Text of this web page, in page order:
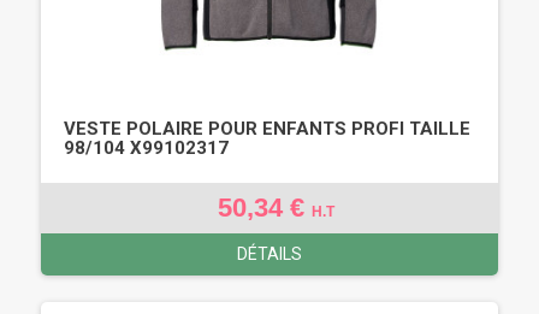
VESTE POLAIRE POUR ENFANTS PROFI TAILLE
98/104 X99102317
50,34 € H.T
DÉTAILS